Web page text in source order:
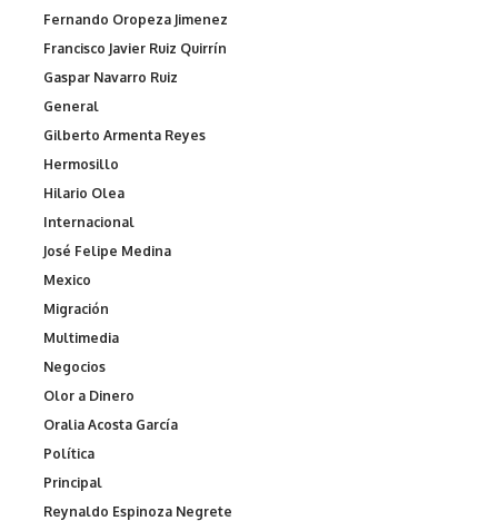
Fernando Oropeza Jimenez
Francisco Javier Ruiz Quirrín
Gaspar Navarro Ruiz
General
Gilberto Armenta Reyes
Hermosillo
Hilario Olea
Internacional
José Felipe Medina
Mexico
Migración
Multimedia
Negocios
Olor a Dinero
Oralia Acosta García
Política
Principal
Reynaldo Espinoza Negrete